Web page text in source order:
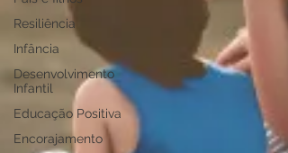
Resiliência
Infância
Desenvolvimento
Infantil
Educação Positiva
Encorajamento